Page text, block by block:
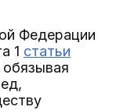
Федерации
1 статьи
обязывая